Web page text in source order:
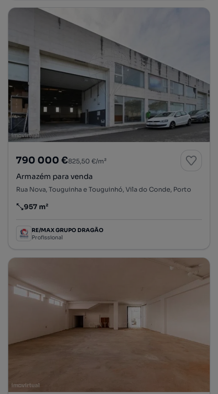
790 000 €825,50 €/m²
Armazém para venda
Rua Nova, Touguinha e Touguinhó, Vila do Conde, Porto
Preço por metro quadrado
957 m²
RE/MAX GRUPO DRAGÃO
Profissional